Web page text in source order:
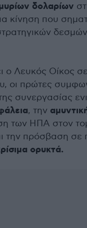
δολαρίων
κίνηση που
ο Λευκός Οίκος σε
οι πρώτες
συνεργασίας
, την
των ΗΠΑ στον
την πρόσβαση σε
ορυκτά.